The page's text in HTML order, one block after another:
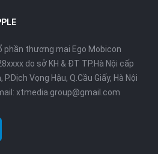
phần thương mại Ego Mobicon
do sở KH & ĐT TP.Hà Nội cấp
Vọng Hậu, Q.Cầu Giấy, Hà Nội
xtmedia.group@gmail.com